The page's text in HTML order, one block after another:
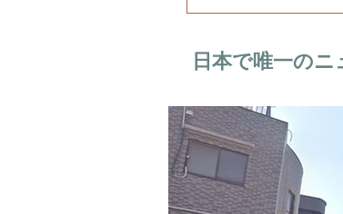
日本で唯一のニ